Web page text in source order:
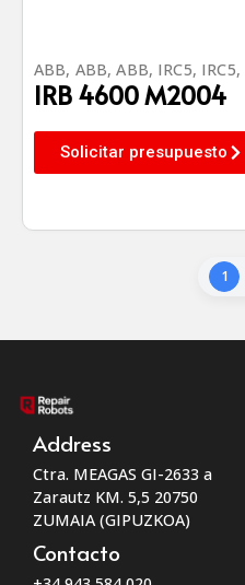
ABB, ABB,ABB, IRC5, IRC5,
IRB 4600 M2004
Solicitar presupuesto
1
Address
Ctra. MEAGAS GI-2633 a
Zarautz KM. 5,5 20750
ZUMAIA (GIPUZKOA)
Contacto